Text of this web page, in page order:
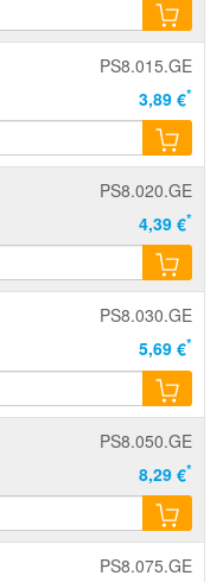
PS8.015.GE
3,89 €*
PS8.020.GE
4,39 €*
PS8.030.GE
5,69 €*
PS8.050.GE
8,29 €*
PS8.075.GE